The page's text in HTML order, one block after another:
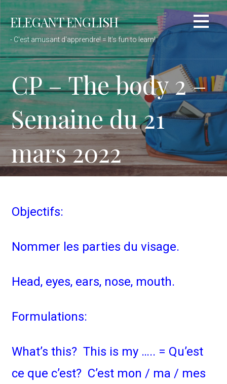
Passer
au
contenu
ELEGANT ENGLISH
- C'est amusant d'apprendre! = It’s fun to learn!
CP – The body 2 –
Semaine du 21
mars 2022
Objectifs:
Nommer les parties du visage.
Head, eyes, ears, nose, mouth.
Formulations:
What’s this? This is my ….. = Qu’est
ce que c’est? C’est mon / ma / mes